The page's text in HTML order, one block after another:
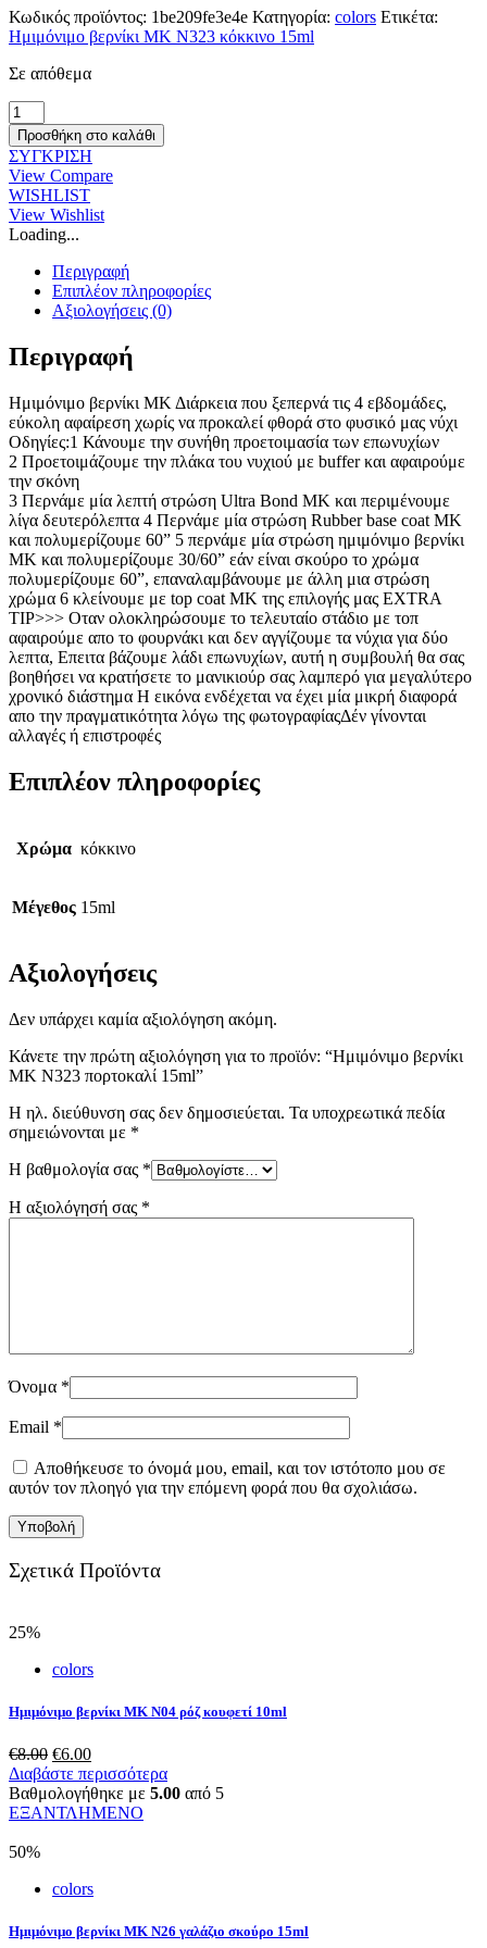
€6.00.
Κωδικός προϊόντος: 1be209fe3e4e Κατηγορία: colors Ετικέτα:
Ημιμόνιμο βερνίκι ΜΚ Ν323 κόκκινο 15ml
Σε απόθεμα
Ημιμόνιμο
βερνίκι
ΜΚ
Ν323
πορτοκαλί
15ml
ποσότητα
Προσθήκη στο καλάθι
ΣΥΓΚΡΙΣΗ
View Compare
WISHLIST
View Wishlist
Loading...
Περιγραφή
Επιπλέον πληροφορίες
Αξιολογήσεις (0)
Περιγραφή
Ημιμόνιμο βερνίκι ΜΚ Διάρκεια που ξεπερνά τις 4 εβδομάδες,
εύκολη αφαίρεση χωρίς να προκαλεί φθορά στο φυσικό μας νύχι
Οδηγίες:1 Κάνουμε την συνήθη προετοιμασία των επωνυχίων
2 Προετοιμάζουμε την πλάκα του νυχιού με buffer και αφαιρούμε
την σκόνη
3 Περνάμε μία λεπτή στρώση Ultra Bond MK και περιμένουμε
λίγα δευτερόλεπτα 4 Περνάμε μία στρώση Rubber base coat MK
και πολυμερίζουμε 60” 5 περνάμε μία στρώση ημιμόνιμο βερνίκι
ΜΚ και πολυμερίζουμε 30/60” εάν είναι σκούρο το χρώμα
πολυμερίζουμε 60”, επαναλαμβάνουμε με άλλη μια στρώση
χρώμα 6 κλείνουμε με top coat ΜΚ της επιλογής μας EXTRA
TIP>>> Οταν ολοκληρώσουμε το τελευταίο στάδιο με τοπ
αφαιρούμε απο το φουρνάκι και δεν αγγίζουμε τα νύχια για δύο
λεπτα, Επειτα βάζουμε λάδι επωνυχίων, αυτή η συμβουλή θα σας
βοηθήσει να κρατήσετε το μανικιούρ σας λαμπερό για μεγαλύτερο
χρονικό διάστημα Η εικόνα ενδέχεται να έχει μία μικρή διαφορά
απο την πραγματικότητα λόγω της φωτογραφίαςΔέν γίνονται
αλλαγές ή επιστροφές
Επιπλέον πληροφορίες
Χρώμα κόκκινο
Μέγεθος 15ml
Αξιολογήσεις
Δεν υπάρχει καμία αξιολόγηση ακόμη.
Κάνετε την πρώτη αξιολόγηση για το προϊόν: “Ημιμόνιμο βερνίκι
ΜΚ Ν323 πορτοκαλί 15ml”
Η ηλ. διεύθυνση σας δεν δημοσιεύεται. Τα υποχρεωτικά πεδία
σημειώνονται με *
Η βαθμολογία σας *
Η αξιολόγησή σας *
Όνομα *
Email *
Αποθήκευσε το όνομά μου, email, και τον ιστότοπο μου σε
αυτόν τον πλοηγό για την επόμενη φορά που θα σχολιάσω.
Σχετικά Προϊόντα
25%
colors
Ημιμόνιμο βερνίκι ΜΚ N04 ρόζ κουφετί 10ml
€8.00 Original
price
was:
€8.00.
€6.00Η
τρέχουσα
τιμή
είναι:
Διαβάστε περισσότερα
Βαθμολογήθηκε με 5.00 από 5
ΕΞΑΝΤΛΗΜΕΝΟ
50%
colors
Ημιμόνιμο βερνίκι ΜΚ Ν26 γαλάζιο σκούρο 15ml